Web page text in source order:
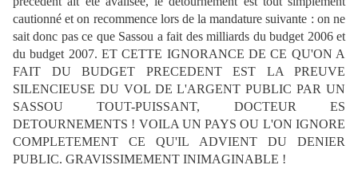
cautionné et on recommence lors de la mandature suivante : on ne
sait donc pas ce que Sassou a fait des milliards du budget 2006 et
du budget 2007. ET CETTE IGNORANCE DE CE QU'ON A
FAIT DU BUDGET PRECEDENT EST LA PREUVE
SILENCIEUSE DU VOL DE L'ARGENT PUBLIC PAR UN
SASSOU TOUT-PUISSANT, DOCTEUR ES
DETOURNEMENTS ! VOILA UN PAYS OU L'ON IGNORE
COMPLETEMENT CE QU'IL ADVIENT DU DENIER
PUBLIC. GRAVISSIMEMENT INIMAGINABLE !